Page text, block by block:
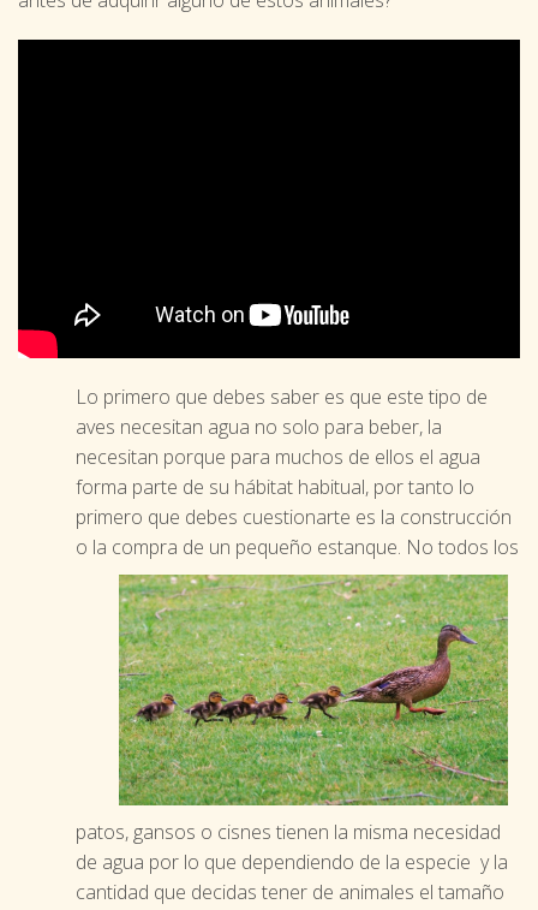
Lo primero que debes saber es que este tipo de
aves necesitan agua no solo para beber, la
necesitan porque para muchos de ellos el agua
forma parte de su hábitat habitual, por tanto lo
primero que debes cuestionarte es la construcción
o la compra de un pequeño estanque. No todos los
patos, gansos o cisnes tienen la misma necesidad
de agua por lo que dependiendo de la especie y la
cantidad que decidas tener de animales el tamaño